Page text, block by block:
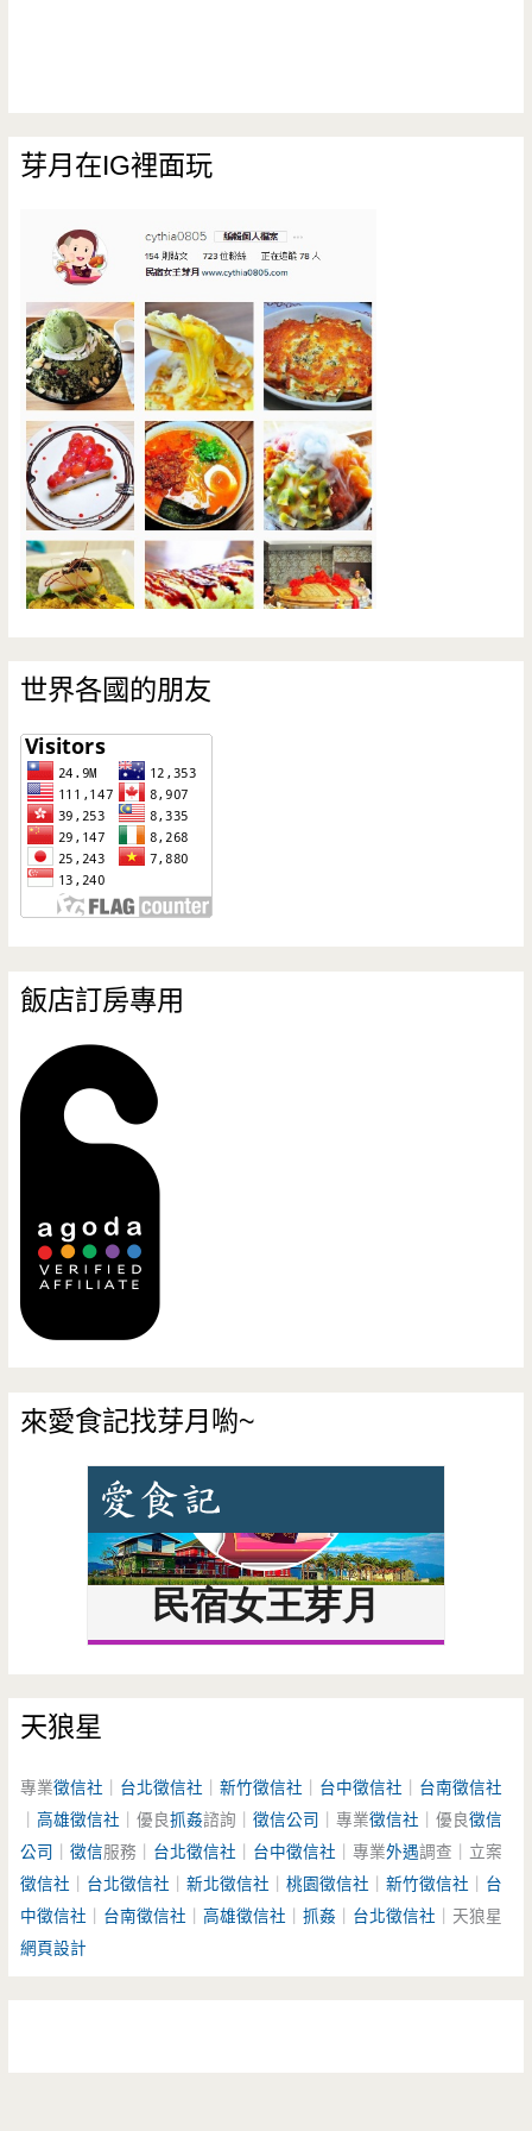
芽月在IG裡面玩
世界各國的朋友
飯店訂房專用
來愛食記找芽月喲~
天狼星
專業徵信社 台北徵信社 ｜新竹徵信社 台中徵信社
台南徵信社
｜高雄徵信社 ｜優良抓姦諮詢｜徵信公司 ｜專業徵信社 ｜優良徵信
公司 ｜徵信服務｜ 台北徵信社 台中徵信社 ｜專業外遇調查｜立案
徵信社
台北徵信社 ｜新北徵信社 ｜桃園徵信社 ｜新竹徵信社
台
中徵信社
台南徵信社 ｜高雄徵信社 ｜抓姦 台北徵信社 ｜天狼星
網頁設計